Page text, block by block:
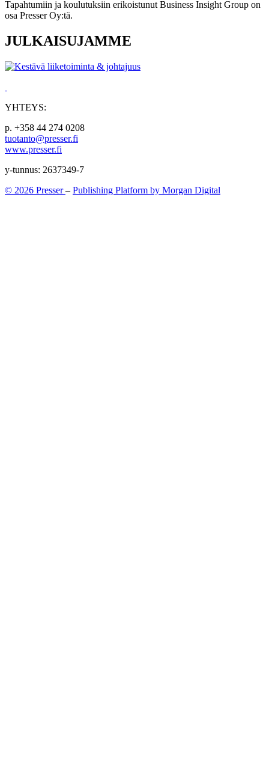
Tapahtumiin ja koulutuksiin erikoistunut Business Insight Group on
osa Presser Oy:tä.
JULKAISUJAMME
YHTEYS:
p. +358 44 274 0208
tuotanto@presser.fi
www.presser.fi
y-tunnus: 2637349-7
© 2026 Presser– Publishing Platform by Morgan Digital